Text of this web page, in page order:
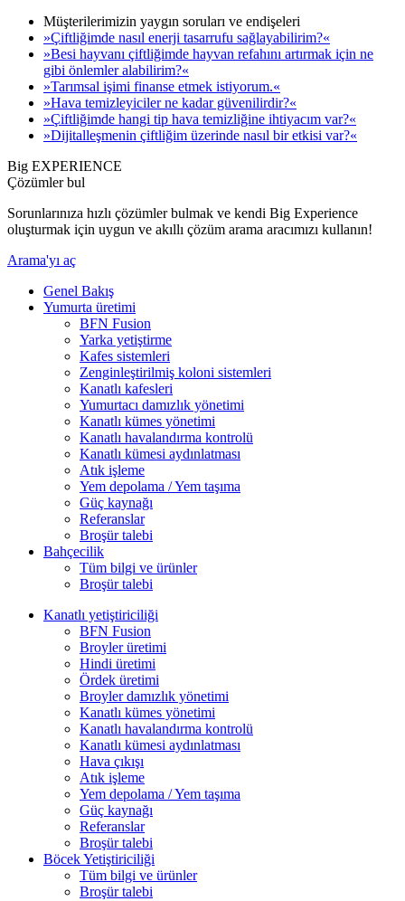
Müşterilerimizin yaygın soruları ve endişeleri
»Çiftliğimde nasıl enerji tasarrufu sağlayabilirim?«
»Besi hayvanı çiftliğimde hayvan refahını artırmak için ne
gibi önlemler alabilirim?«
»Tarımsal işimi finanse etmek istiyorum.«
»Hava temizleyiciler ne kadar güvenilirdir?«
»Çiftliğimde hangi tip hava temizliğine ihtiyacım var?«
»Dijitalleşmenin çiftliğim üzerinde nasıl bir etkisi var?«
Big EXPERIENCE
Çözümler bul
Sorunlarınıza hızlı çözümler bulmak ve kendi Big Experience
oluşturmak için uygun ve akıllı çözüm arama aracımızı kullanın!
Arama'yı aç
Genel Bakış
Yumurta üretimi
BFN Fusion
Yarka yetiştirme
Kafes sistemleri
Zenginleştirilmiş koloni sistemleri
Kanatlı kafesleri
Yumurtacı damızlık yönetimi
Kanatlı kümes yönetimi
Kanatlı havalandırma kontrolü
Kanatlı kümesi aydınlatması
Atık işleme
Yem depolama / Yem taşıma
Güç kaynağı
Referanslar
Broşür talebi
Bahçecilik
Tüm bilgi ve ürünler
Broşür talebi
Kanatlı yetiştiriciliği
BFN Fusion
Broyler üretimi
Hindi üretimi
Ördek üretimi
Broyler damızlık yönetimi
Kanatlı kümes yönetimi
Kanatlı havalandırma kontrolü
Kanatlı kümesi aydınlatması
Hava çıkışı
Atık işleme
Yem depolama / Yem taşıma
Güç kaynağı
Referanslar
Broşür talebi
Böcek Yetiştiriciliği
Tüm bilgi ve ürünler
Broşür talebi